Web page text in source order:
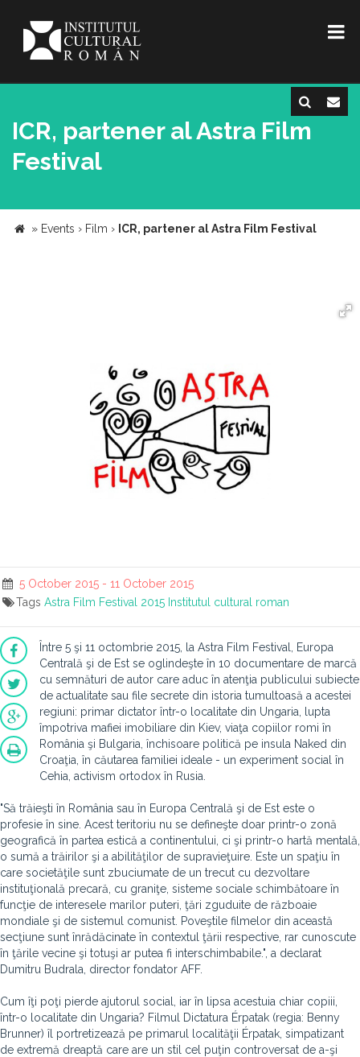
ICR, partener al Astra Film
Festival
» Events › Film › ICR, partener al Astra Film Festival
5 October 2015 - 11 October 2015
Tags Astra Film Festival 2015 Institutul cultural roman
Între 5 şi 11 octombrie 2015, la Astra Film Festival, Europa
Centrală şi de Est se oglindeşte în 10 documentare de marcă
cu semnături de autor care aduc în atenţia publicului subiecte
de actualitate sau file secrete din istoria tumultoasă a acestei
regiuni: primar dictator într-o localitate din Ungaria, lupta
împotriva mafiei imobiliare din Kiev, viaţa copiilor romi în
România şi Bulgaria, închisoare politică pe insula Naked din
Croaţia, în căutarea familiei ideale - un experiment social în
Cehia, activism ortodox în Rusia.
"Să trăieşti în România sau în Europa Centrală şi de Est este o
profesie în sine. Acest teritoriu nu se defineşte doar printr-o zonă
geografică în partea estică a continentului, ci şi printr-o hartă mentală,
o sumă a trăirilor şi a abilităţilor de supravieţuire. Este un spaţiu în
care societăţile sunt zbuciumate de un trecut cu dezvoltare
instituţională precară, cu graniţe, sisteme sociale schimbătoare în
funcţie de interesele marilor puteri, ţări zguduite de războaie
mondiale şi de sistemul comunist. Poveştile filmelor din această
secţiune sunt înrădăcinate în contextul ţării respective, rar cunoscute
în ţările vecine şi totuşi ar putea fi interschimbabile.", a declarat
Dumitru Budrala, director fondator AFF.
Cum îţi poţi pierde ajutorul social, iar în lipsa acestuia chiar copiii,
într-o localitate din Ungaria? Filmul Dictatura Érpatak (regia: Benny
Brunner) îl portretizează pe primarul localităţii Érpatak, simpatizant
de extremă dreaptă care are un stil cel puţin controversat de a-şi